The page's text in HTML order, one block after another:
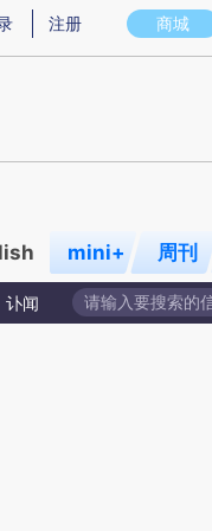
图存在偏差。不代表财新观
商城
注册
mini+ 周刊
讣闻